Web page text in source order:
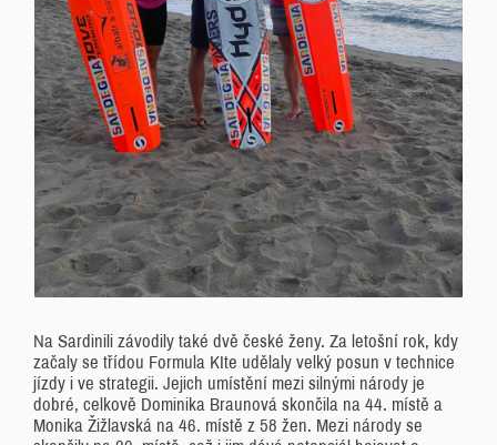
Na Sardinili závodily také dvě české ženy. Za letošní rok, kdy
začaly se třídou Formula KIte udělaly velký posun v technice
jízdy i ve strategii. Jejich umístění mezi silnými národy je
dobré, celkově Dominika Braunová skončila na 44. místě a
Monika Žižlavská na 46. místě z 58 žen. Mezi národy se